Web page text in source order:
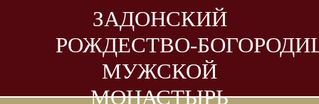
ЗАДОНСКИЙ
РОЖДЕСТВО-
МУЖСКОЙ
МОНАСТЫРЬ